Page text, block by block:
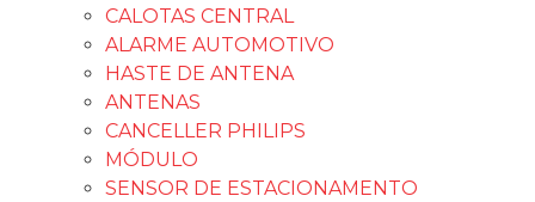
CALOTAS CENTRAL
ALARME AUTOMOTIVO
HASTE DE ANTENA
ANTENAS
CANCELLER PHILIPS
MÓDULO
SENSOR DE ESTACIONAMENTO